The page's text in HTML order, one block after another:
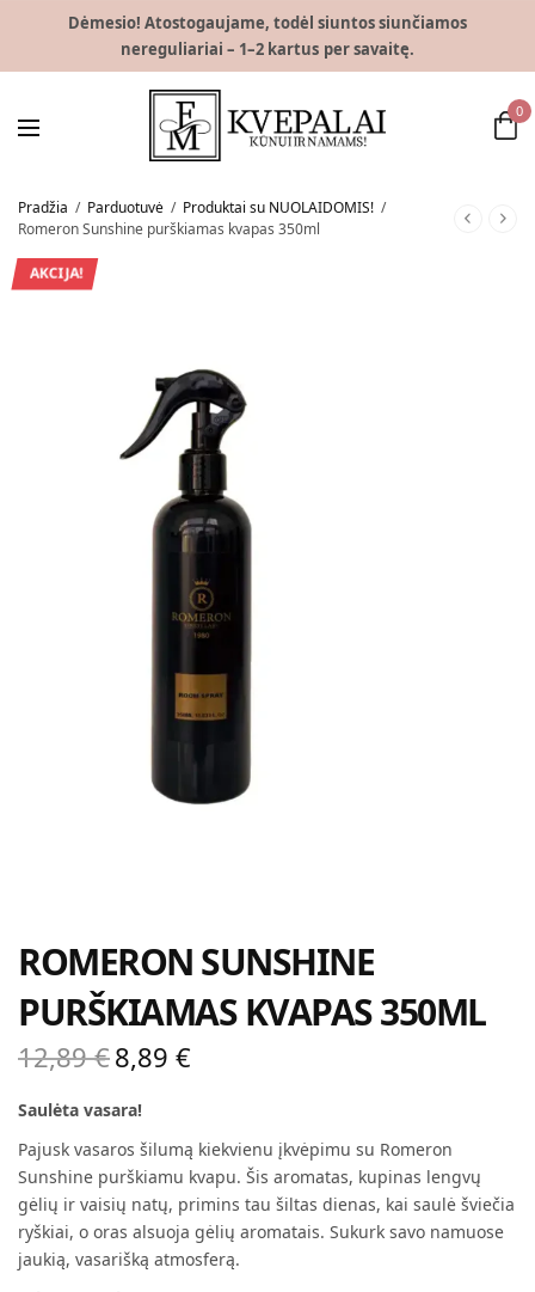
Dėmesio! Atostogaujame, todėl siuntos siunčiamos
nereguliariai – 1–2 kartus per savaitę.
0
Pradžia / Parduotuvė / Produktai su NUOLAIDOMIS! /
Romeron Sunshine purškiamas kvapas 350ml
AKCIJA!
ROMERON SUNSHINE
PURŠKIAMAS KVAPAS 350ML
12,89€ Original
was:
12,89 €.
8,89€
Saulėta vasara!
Pajusk vasaros šilumą kiekvienu įkvėpimu su Romeron
Sunshine purškiamu kvapu. Šis aromatas, kupinas lengvų
gėlių ir vaisių natų, primins tau šiltas dienas, kai saulė šviečia
ryškiai, o oras alsuoja gėlių aromatais. Sukurk savo namuose
jaukią, vasarišką atmosferą.